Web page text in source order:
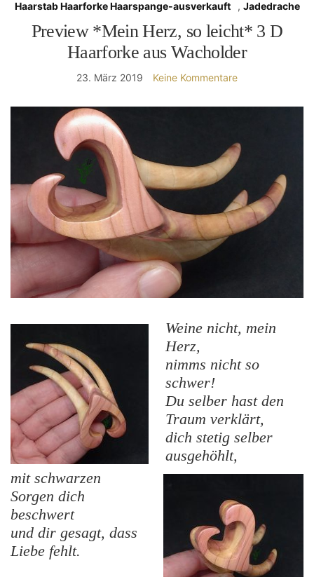
Haarstab Haarforke Haarspange-ausverkauft , Jadedrache
Preview *Mein Herz, so leicht* 3 D
Haarforke aus Wacholder
23. März 2019 Keine Kommentare
Weine nicht, mein
Herz,
nimms nicht so
schwer!
Du selber hast den
Traum verklärt,
dich stetig selber
ausgehöhlt,
mit schwarzen
Sorgen dich
beschwert
und dir gesagt, dass
Liebe fehlt.